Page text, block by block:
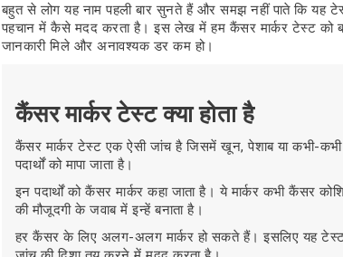
बहुत से लोग यह नाम पहली बार सुनते हैं और समझ नहीं पाते कि यह
पहचान में कैसे मदद करता है। इस लेख में हम कैंसर मार्कर टेस्ट को
जानकारी मिले और अनावश्यक डर कम हो।
कैंसर मार्कर टेस्ट क्या होता है
कैंसर मार्कर टेस्ट एक ऐसी जांच है जिसमें खून, पेशाब या कभी-
पदार्थों को मापा जाता है।
इन पदार्थों को कैंसर मार्कर कहा जाता है। ये मार्कर कभी कैंसर
की मौजूदगी के जवाब में इन्हें बनाता है।
हर कैंसर के लिए अलग-अलग मार्कर हो सकते हैं। इसलिए यह